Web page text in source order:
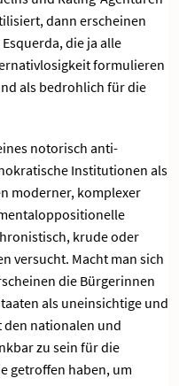
dann erscheinen
die ja alle
formulieren
als bedrohlich für die
notorisch anti-
Institutionen als
moderner, komplexer
krude oder
versucht. Macht man sich
die Bürgerinnen
als uneinsichtige und
nationalen und
zu sein für die
getroffen haben, um